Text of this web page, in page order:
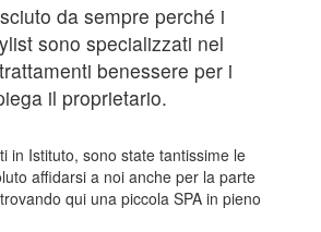
da sempre perché i
sono specializzati nel
benessere per i
il proprietario.
in Istituto, sono state tantissime le
affidarsi a noi anche per la parte
qui una piccola SPA in pieno